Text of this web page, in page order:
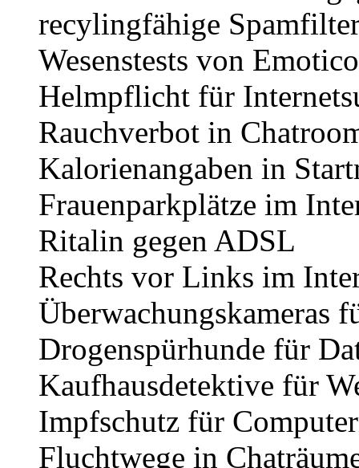
recylingfähige
Wesenstests von
Helmpflicht für
Rauchverbot in
Kalorienangaben in
Frauenparkplätze im
Ritalin gegen ADSL
Rechts vor Links im
Überwachungskameras
Drogenspürhunde für
Kaufhausdetektive für
Impfschutz für
Fluchtwege in